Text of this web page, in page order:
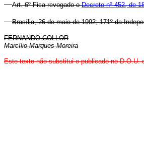
Art. 6º Fica revogado oDecreto nº 452, de
Brasília, 26 de maio de 1992; 171º da
FERNANDO COLLOR
Marcílio Marques Moreira
Este texto não substitui o publicado no D.O.U.